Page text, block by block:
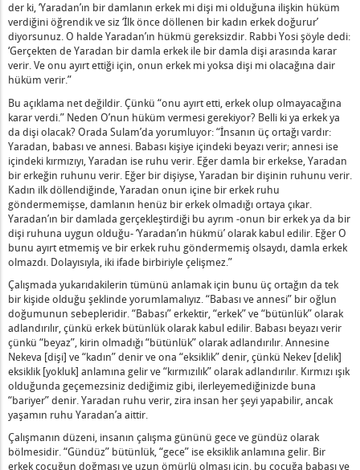
Nedir?
Kişinin Aldığı Yardım Nedir?
Nedir?
Davud'un Bir Hayatı Yoktu" Demesi Ne Anlama Geliyor?
Bir Eş Alması Ne Anlama Gelir?
Arındırılması Ne Demektir?
ve İki Kısım Gizlemek Nedir?
Adamı Arasındaki Fark Nedir?
Yasağı Nedir?
Bir Günah Nedir?
Nedir?
ve Kötülükleri Nelerdir?
İyi İşlerdir Ne Anlama Gelir?
Olarak Adlandırılması Ne Anlama Gelir
Çok Yaşlanmıştı, Birçok Gün Geçirmişti" İfadesi Nedir?
Nedir?
Nelerdir?
Nedir?
Önce Toprak Meyve Vermiyordu Ne Anlama Gelir
der ki, ‘Yaradan’ın bir damlanın erkek mi dişi mi olduğuna ilişkin hüküm
verdiğini öğrendik ve siz ‘İlk önce döllenen bir kadın erkek doğurur’
diyorsunuz. O halde Yaradan’ın hükmü gereksizdir. Rabbi Yosi şöyle dedi:
‘Gerçekten de Yaradan bir damla erkek ile bir damla dişi arasında karar
verir. Ve onu ayırt ettiği için, onun erkek mi yoksa dişi mi olacağına dair
hüküm verir.”
Bu açıklama net değildir. Çünkü “onu ayırt etti, erkek olup olmayacağına
karar verdi.” Neden O’nun hüküm vermesi gerekiyor? Belli ki ya erkek ya
da dişi olacak? Orada Sulam’da yorumluyor: “İnsanın üç ortağı vardır:
Yaradan, babası ve annesi. Babası kişiye içindeki beyazı verir; annesi ise
içindeki kırmızıyı, Yaradan ise ruhu verir. Eğer damla bir erkekse, Yaradan
bir erkeğin ruhunu verir. Eğer bir dişiyse, Yaradan bir dişinin ruhunu verir.
Kadın ilk döllendiğinde, Yaradan onun içine bir erkek ruhu
göndermemişse, damlanın henüz bir erkek olmadığı ortaya çıkar.
Yaradan’ın bir damlada gerçekleştirdiği bu ayrım -onun bir erkek ya da bir
dişi ruhuna uygun olduğu- ‘Yaradan’ın hükmü’ olarak kabul edilir. Eğer O
bunu ayırt etmemiş ve bir erkek ruhu göndermemiş olsaydı, damla erkek
olmazdı. Dolayısıyla, iki ifade birbiriyle çelişmez.”
Çalışmada yukarıdakilerin tümünü anlamak için bunu üç ortağın da tek
bir kişide olduğu şeklinde yorumlamalıyız. “Babası ve annesi” bir oğlun
doğumunun sebepleridir. “Babası” erkektir, “erkek” ve “bütünlük” olarak
adlandırılır, çünkü erkek bütünlük olarak kabul edilir. Babası beyazı verir
çünkü “beyaz”, kirin olmadığı “bütünlük” olarak adlandırılır. Annesine
Nekeva [dişi] ve “kadın” denir ve ona “eksiklik” denir, çünkü Nekev [delik]
eksiklik [yokluk] anlamına gelir ve “kırmızılık” olarak adlandırılır. Kırmızı ışık
olduğunda geçemezsiniz dediğimiz gibi, ilerleyemediğinizde buna
“bariyer” denir. Yaradan ruhu verir, zira insan her şeyi yapabilir, ancak
yaşamın ruhu Yaradan’a aittir.
Çalışmanın düzeni, insanın çalışma gününü gece ve gündüz olarak
bölmesidir. “Gündüz” bütünlük, “gece” ise eksiklik anlamına gelir. Bir
erkek çocuğun doğması ve uzun ömürlü olması için, bu çocuğa babası ve